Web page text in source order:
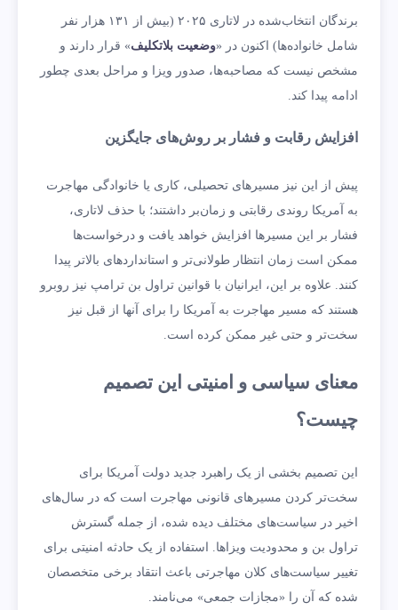
برندگان انتخاب‌شده در لاتاری ۲۰۲۵ (بیش از ۱۳۱ هزار نفر
شامل خانواده‌ها) اکنون در «وضعیت بلاتکلیف» قرار دارند و
مشخص نیست که مصاحبه‌ها، صدور ویزا و مراحل بعدی چطور
ادامه پیدا کند.
افزایش رقابت و فشار بر روش‌های جایگزین
پیش از این نیز مسیرهای تحصیلی، کاری یا خانوادگی مهاجرت
به آمریکا روندی رقابتی و زمان‌بر داشتند؛ با حذف لاتاری،
فشار بر این مسیرها افزایش خواهد یافت و درخواست‌ها
ممکن است زمان انتظار طولانی‌تر و استانداردهای بالاتر پیدا
کنند. علاوه بر این، ایرانیان با قوانین تراول بن ترامپ نیز روبرو
هستند که مسیر مهاجرت به آمریکا را برای آنها از قبل نیز
سخت‌تر و حتی غیر ممکن کرده است.
معنای سیاسی و امنیتی این تصمیم
چیست؟
این تصمیم بخشی از یک راهبرد جدید دولت آمریکا برای
سخت‌تر کردن مسیرهای قانونی مهاجرت است که در سال‌های
اخیر در سیاست‌های مختلف دیده شده، از جمله گسترش
تراول بن و محدودیت ویزاها. استفاده از یک حادثه امنیتی برای
تغییر سیاست‌های کلان مهاجرتی باعث انتقاد برخی متخصصان
شده که آن را «مجازات جمعی» می‌نامند.